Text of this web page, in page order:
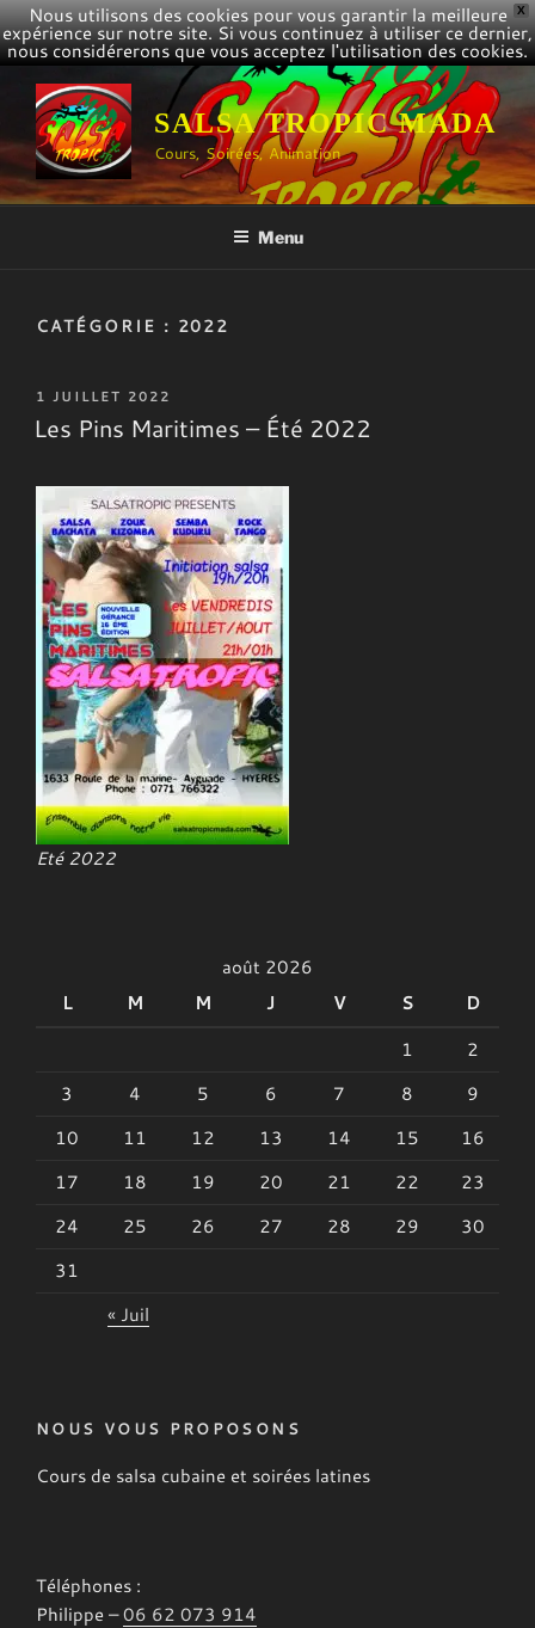
X
Nous utilisons des cookies pour vous garantir la meilleure
expérience sur notre site. Si vous continuez à utiliser ce dernier,
nous considérerons que vous acceptez l'utilisation des cookies.
Aller
contenu
principal
SALSA TROPIC MADA
Cours, Soirées, Animation
Menu
CATÉGORIE : 2022
PUBLIÉ
LE
1 JUILLET 2022
Les Pins Maritimes – Été 2022
Eté 2022
août 2026
L
M M J V S
D
1
2
3
4 5 6 7 8
9
10
11 12 13 14 15
16
17
18 19 20 21 22
23
24
25 26 27 28 29
30
31
« Juil
NOUS VOUS PROPOSONS
Cours de salsa cubaine et soirées latines
Téléphones :
Philippe –06 62 073 914